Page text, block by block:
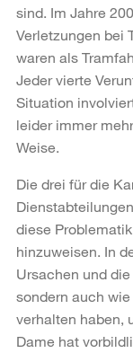
sind. Im Jahre
Verletzungen bei
waren als
Jeder vierte
Situation
leider immer
Weise.
Die drei für die
diese
hinzuweisen. In
Ursachen und
sondern auch
verhalten haben,
Dame hat